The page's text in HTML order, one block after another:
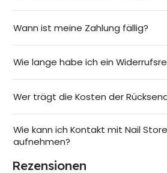
Wann ist meine Zahlung fällig?
Wie lange habe ich ein
Wer trägt die Kosten der
Wie kann ich Kontakt mit Nail
aufnehmen?
Rezensionen